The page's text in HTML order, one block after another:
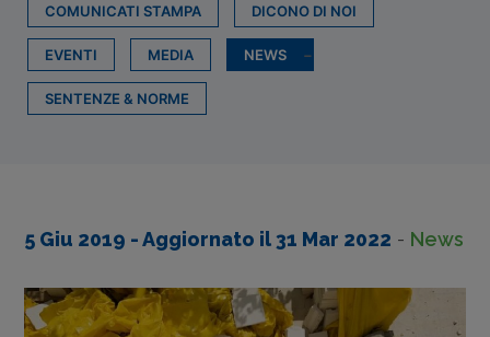
COMUNICATI STAMPA DICONO DI NOI
EVENTI MEDIA NEWS
SENTENZE & NORME
5 Giu 2019 - Aggiornato il31 Mar 2022 - News